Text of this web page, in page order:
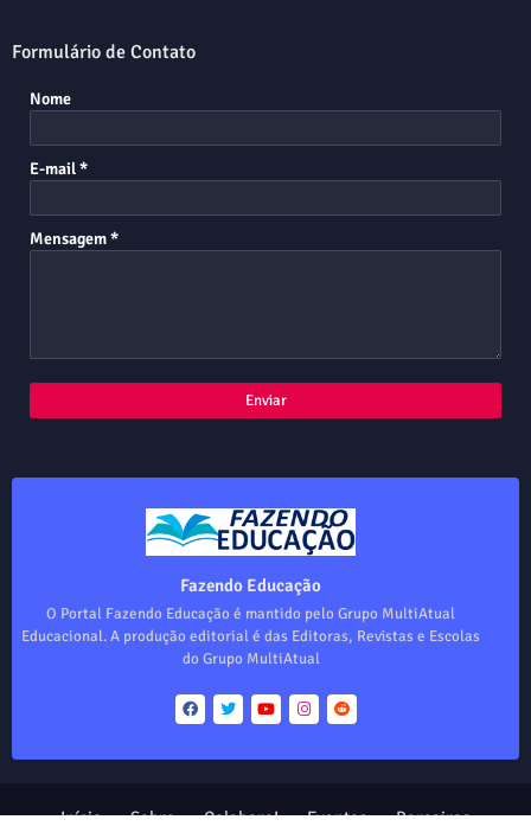
Formulário de Contato
Nome
E-mail*
Mensagem*
Fazendo Educação
O Portal Fazendo Educação é mantido pelo Grupo MultiAtual
Educacional. A produção editorial é das Editoras, Revistas e Escolas
do Grupo MultiAtual
Início Sobre Colabore! Eventos
Parceiros